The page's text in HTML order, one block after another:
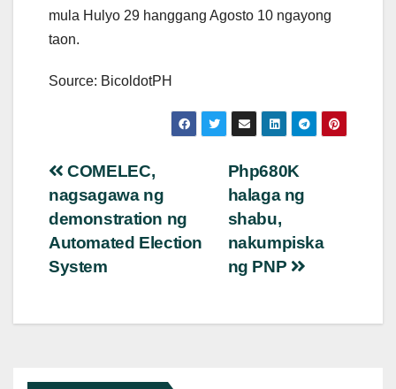
mula Hulyo 29 hanggang Agosto 10 ngayong
taon.
Source: BicoldotPH
Post
navigation
Php680K
halaga ng
shabu,
nakumpiska
ng PNP
COMELEC,
nagsagawa ng
demonstration ng
Automated Election
System